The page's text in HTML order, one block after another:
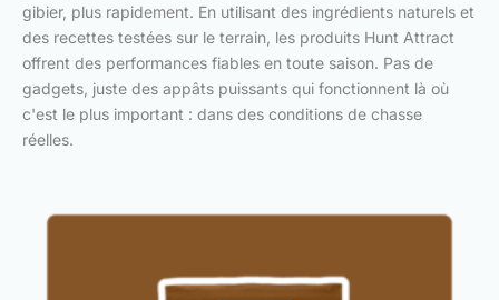
gibier, plus rapidement. En utilisant des ingrédients naturels et
des recettes testées sur le terrain, les produits Hunt Attract
offrent des performances fiables en toute saison. Pas de
gadgets, juste des appâts puissants qui fonctionnent là où
c'est le plus important : dans des conditions de chasse
réelles.